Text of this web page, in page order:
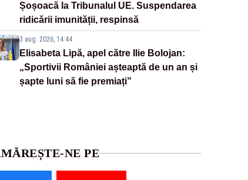
Șoșoacă la Tribunalul UE. Suspendarea
ridicării imunității, respinsă
3 aug. 2026, 14:44
Elisabeta Lipă, apel către Ilie Bolojan:
„Sportivii României așteaptă de un an și
șapte luni să fie premiați”
NE PE